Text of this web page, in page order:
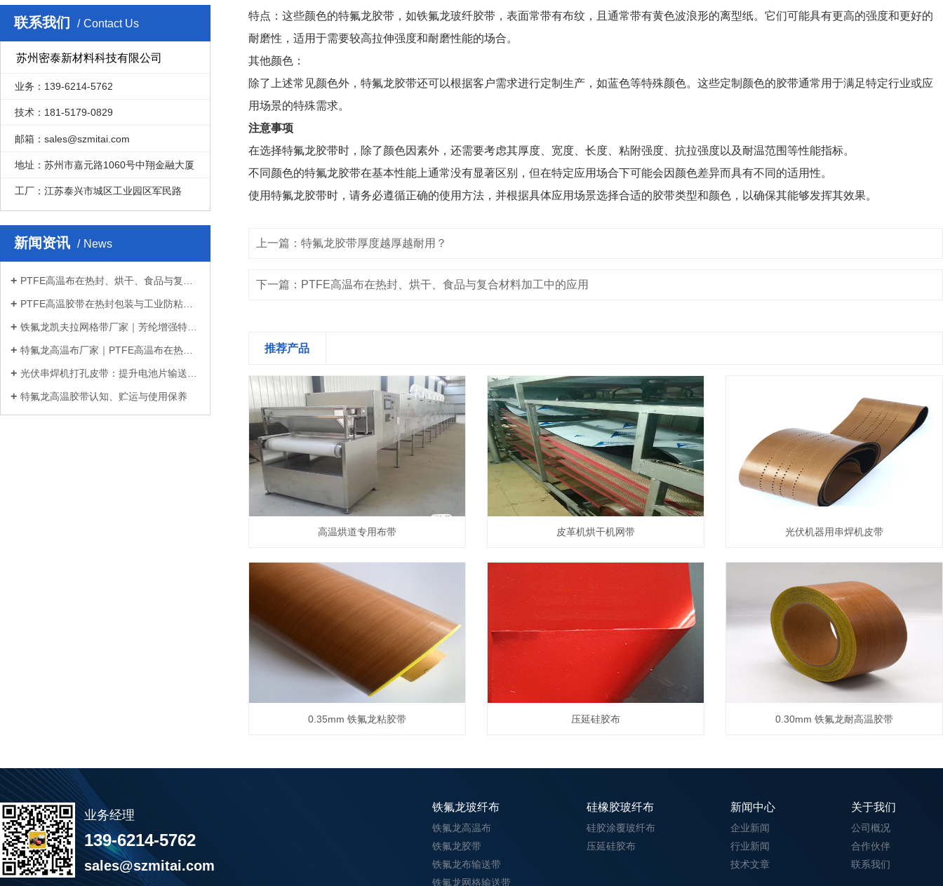
联系我们 Contact Us
苏州密泰新材料科技有限公司
业务：139-6214-5762
技术：181-5179-0829
邮箱：sales@szmitai.com
地址：苏州市嘉元路1060号中翔金融大厦
工厂：江苏泰兴市城区工业园区军民路
新闻资讯 News
PTFE高温布在热封、烘干、食品与复合材...
PTFE高温胶带在热封包装与工业防粘中的...
铁氟龙凯夫拉网格带厂家｜芳纶增强特氟...
特氟龙高温布厂家｜PTFE高温布在热封、...
光伏串焊机打孔皮带：提升电池片输送稳...
特氟龙高温胶带认知、贮运与使用保养
特点：这些颜色的特氟龙胶带，如铁氟龙玻纤胶带，表面常带有布纹，且通常带有黄色波浪形的离型纸。它们可能具有更高的强度和更好的
耐磨性，适用于需要较高拉伸强度和耐磨性能的场合。
其他颜色：
除了上述常见颜色外，特氟龙胶带还可以根据客户需求进行定制生产，如蓝色等特殊颜色。这些定制颜色的胶带通常用于满足特定行业或应
用场景的特殊需求。
注意事项
在选择特氟龙胶带时，除了颜色因素外，还需要考虑其厚度、宽度、长度、粘附强度、抗拉强度以及耐温范围等性能指标。
不同颜色的特氟龙胶带在基本性能上通常没有显著区别，但在特定应用场合下可能会因颜色差异而具有不同的适用性。
使用特氟龙胶带时，请务必遵循正确的使用方法，并根据具体应用场景选择合适的胶带类型和颜色，以确保其能够发挥其效果。
上一篇：特氟龙胶带厚度越厚越耐用？
下一篇：PTFE高温布在热封、烘干、食品与复合材料加工中的应用
推荐产品
高温烘道专用布带 皮革机烘干机网带 光伏机器用串焊机皮带
0.35mm 铁氟龙粘胶带 压延硅胶布 0.30mm 铁氟龙耐高温胶带
关于我们
公司概况
合作伙伴
联系我们
新闻中心
企业新闻
行业新闻
技术文章
硅橡胶玻纤布
硅胶涂覆玻纤布
压延硅胶布
铁氟龙玻纤布
铁氟龙高温布
铁氟龙胶带
铁氟龙布输送带
铁氟龙网格输送带
业务经理
139-6214-5762
sales@szmitai.com